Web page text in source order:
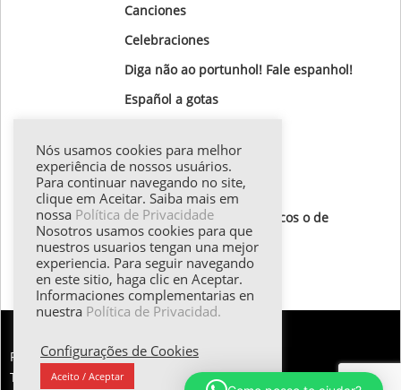
Canciones
Celebraciones
Diga não ao portunhol! Fale espanhol!
Español a gotas‏
Gotas Gramaticales
Lugares para visitar
Textos de autores hispánicos o de
destaque
Todos los textos
FALE CONOSCO:
Tel.: (55 11) 98374.5258 | Email: esther@emilani.com.br
Nós usamos cookies para melhor
experiência de nossos usuários.
Para continuar navegando no site,
clique em Aceitar. Saiba mais em
nossa Política de Privacidade
Nosotros usamos cookies para que
nuestros usuarios tengan una mejor
experiencia. Para seguir navegando
en este sitio, haga clic en Aceptar.
Informaciones complementarias en
nuestra Política de Privacidad.
Configurações de Cookies
Aceito / Aceptar